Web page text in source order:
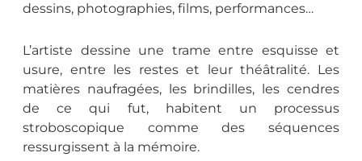
dessins, photographies, films, performances…
L’artiste dessine une trame entre esquisse et
usure, entre les restes et leur théâtralité. Les
matières naufragées, les brindilles, les cendres
de ce qui fut, habitent un processus
stroboscopique comme des séquences
ressurgissent à la mémoire.